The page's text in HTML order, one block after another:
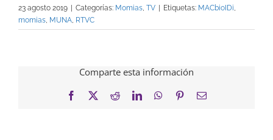
23 agosto 2019 Categorías: Momias, TV Etiquetas: MACbioIDi,
momias, MUNA, RTVC
Comparte esta información
Facebook RedditLinkedInWhatsApp
PinterestCorreo